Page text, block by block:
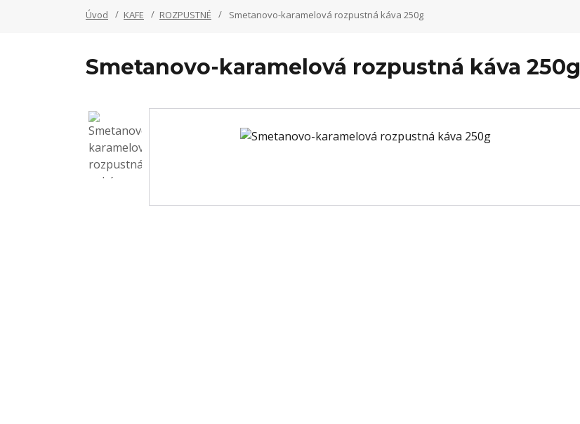
Úvod KAFE ROZPUSTNÉ Smetanovo-karamelová rozpustná káva 250g
Smetanovo-karamelová rozpustná káva 250g